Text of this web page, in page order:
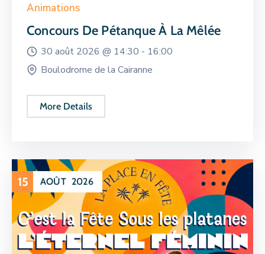
Animations
Concours De Pétanque À La Mêlée
30 août 2026 @ 14:30 - 16:00
Boulodrome de la Cairanne
More Details
15 AOÛT 2026